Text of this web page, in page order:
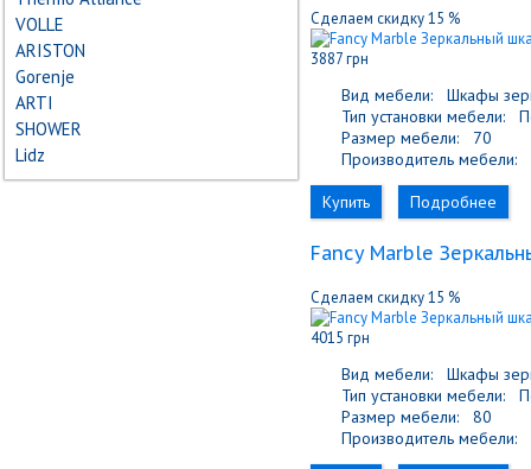
VOLLE
ARISTON
Gorenje
ARTI
SHOWER
Lidz
Сделаем скидку 15 %
3887 грн
Вид мебели:
Шкафы
Тип установки мебели:
Размер мебели:
70
Производитель мебели:
Купить
Подробнее
Fancy Marble
Сделаем скидку 15 %
4015 грн
Вид мебели:
Шкафы
Тип установки мебели:
Размер мебели:
80
Производитель мебели: